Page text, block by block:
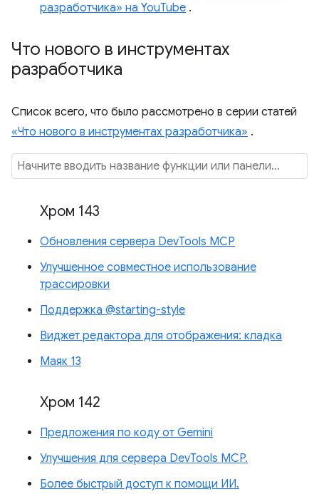
разработчика» на YouTube .
Что нового в инструментах
разработчика
Список всего, что было рассмотрено в серии статей
«Что нового в инструментах разработчика» .
Хром 143
Обновления сервера DevTools MCP
Улучшенное совместное использование
трассировки
Поддержка @starting-style
Виджет редактора для отображения: кладка
Маяк 13
Хром 142
Предложения по коду от Gemini
Улучшения для сервера DevTools MCP.
Более быстрый доступ к помощи ИИ.